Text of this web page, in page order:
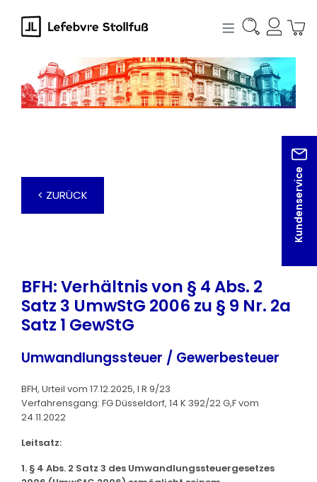
springen
Kundenservice
< ZURÜCK
BFH: Verhältnis von § 4 Abs. 2
Satz 3 UmwStG 2006 zu § 9 Nr. 2a
Satz 1 GewStG
Umwandlungssteuer / Gewerbesteuer
BFH, Urteil vom 17.12.2025, I R 9/23
Verfahrensgang: FG Düsseldorf, 14 K 392/22 G,F vom
24.11.2022
Leitsatz:
1. § 4 Abs. 2 Satz 3 des Umwandlungssteuergesetzes